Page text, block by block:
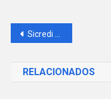
Navegação
Post
Sicredi Biomas amplia o diálogo com associados por meio do Bate-Papo Cooperativo
RELACIONADOS